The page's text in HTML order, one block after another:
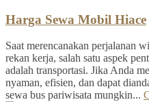
Harga Sewa Mobil Hiace
Saat merencanakan perjalanan
rekan kerja, salah satu aspek
adalah transportasi. Jika Anda
nyaman, efisien, dan dapat
sewa bus pariwisata mungkin...